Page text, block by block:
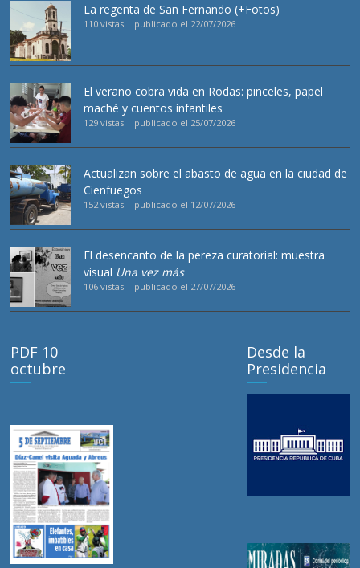
La regenta de San Fernando (+Fotos)
110 vistas | publicado el 22/07/2026
El verano cobra vida en Rodas: pinceles, papel
maché y cuentos infantiles
129 vistas | publicado el 25/07/2026
Actualizan sobre el abasto de agua en la ciudad de
Cienfuegos
152 vistas | publicado el 12/07/2026
El desencanto de la pereza curatorial: muestra
visual Una vez más
106 vistas | publicado el 27/07/2026
PDF 10
octubre
Desde la
Presidencia